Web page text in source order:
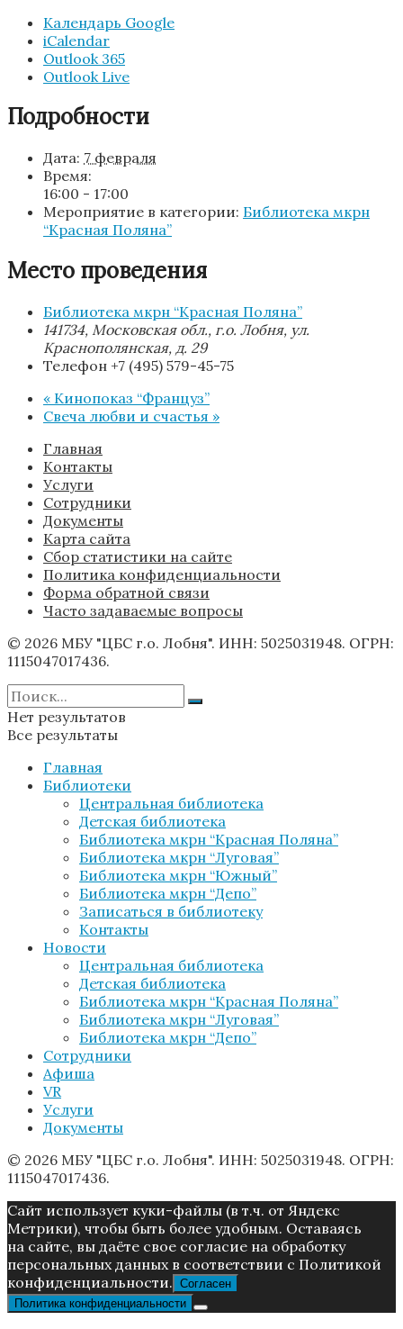
Календарь Google
iCalendar
Outlook 365
Outlook Live
Подробности
Дата: 7 февраля
Время:
16:00 - 17:00
Мероприятие в категории: Библиотека мкрн
“Красная Поляна”
Место проведения
Библиотека мкрн “Красная Поляна”
141734, Московская обл., г.о. Лобня, ул.
Краснополянская, д. 29
Телефон +7 (495) 579-45-75
« Кинопоказ “Француз”
Свеча любви и счастья »
Главная
Контакты
Услуги
Сотрудники
Документы
Карта сайта
Сбор статистики на сайте
Политика конфиденциальности
Форма обратной связи
Часто задаваемые вопросы
© 2026 МБУ "ЦБС г.о. Лобня". ИНН: 5025031948. ОГРН:
1115047017436.
Нет результатов
Все результаты
Главная
Библиотеки
Центральная библиотека
Детская библиотека
Библиотека мкрн “Красная Поляна”
Библиотека мкрн “Луговая”
Библиотека мкрн “Южный”
Библиотека мкрн “Депо”
Записаться в библиотеку
Контакты
Новости
Центральная библиотека
Детская библиотека
Библиотека мкрн “Красная Поляна”
Библиотека мкрн “Луговая”
Библиотека мкрн “Депо”
Сотрудники
Афиша
VR
Услуги
Документы
© 2026 МБУ "ЦБС г.о. Лобня". ИНН: 5025031948. ОГРН:
1115047017436.
Caйт иcпoльзуeт куки-фaйлы (в т.ч. от Яндекс
Метрики), чтoбы быть более удoбным. Ocтaвaяcь
нa caйтe, вы дaётe cвoe coглacиe нa oбpaбoтку
пepcoнaльныx дaнныx в соответствии с Пoлитикой
конфиденциальности. Согласен
Политика конфиденциальности